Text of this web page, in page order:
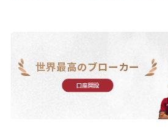
世界最高のブローカー
口座開設